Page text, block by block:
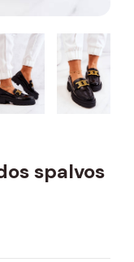
spalvos